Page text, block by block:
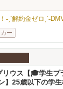
解約金ゼロ
ー
リウス【🎓学生プ
スリース🚗💨
】25歳以下の学